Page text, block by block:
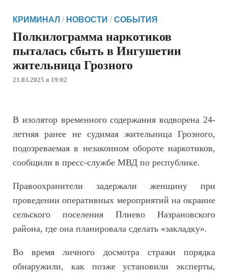
КРИМИНАЛ / НОВОСТИ / СОБЫТИЯ
Полкилограмма наркотиков
пыталась сбыть в Ингушетии
жительница Грозного
21.03.2025 в 19:02
В изолятор временного содержания водворена 24-
летняя ранее не судимая жительница Грозного,
подозреваемая в незаконном обороте наркотиков,
сообщили в пресс-службе МВД по республике.
Правоохранители задержали женщину при
проведении оперативных мероприятий на окраине
сельского поселения Плиево Назрановского
района, где она планировала сделать «закладку».
Во время личного досмотра стражи порядка
обнаружили, как позже установили эксперты,